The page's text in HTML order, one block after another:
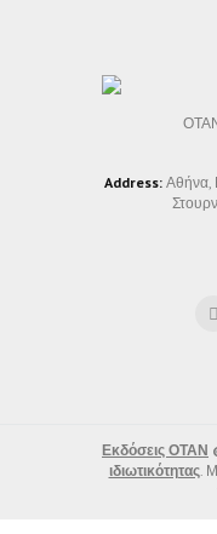
ΟΤΑΝ
Address:Αθήνα,
Εκδόσεις ΟΤΑΝ
ιδιωτικότητας.